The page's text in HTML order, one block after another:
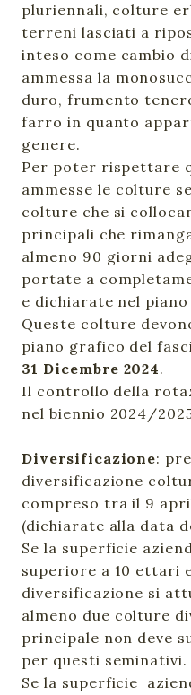
pluriennali, colture
terreni lasciati a
inteso come cambio
ammessa la
duro, frumento
farro in quanto
genere.
Per poter rispettare
ammesse le colture
colture che si
principali che
almeno 90 giorni
portate a
e dichiarate nel
Queste colture
piano grafico del
31 Dicembre 2024.
Il controllo della
nel biennio 2024/
Diversificazione:
diversificazione
compreso tra il 9
(dichiarate alla data
Se la superficie
superiore a 10 ettari
diversificazione si
almeno due colture
principale non deve
per questi seminativi.
Se la superficie